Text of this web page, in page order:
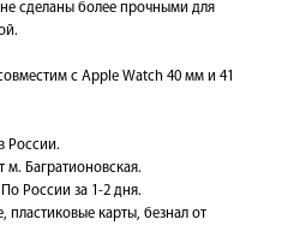
сделаны более прочными для
с Apple Watch 40 мм и 41
России.
м. Багратионовская.
России за 1-2 дня.
карты, безнал от